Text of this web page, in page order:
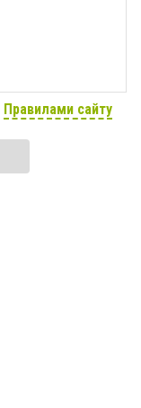
Правилами сайту